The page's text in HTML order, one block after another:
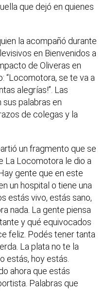
que dejó en quienes
la acompañó durante
en Bienvenidos a
de Oliveras en
“Locomotora, se te va a
alegrías!”. Las
palabras en
de colegas y la
un fragmento que se
La Locomotora le dio a
gente que en este
un hospital o tiene una
estás vivo, estás sano,
nada. La gente piensa
y qué equivocados
feliz. Podés tener tanta
La plata no te la
estás, hoy estás.
ahora que estás
Palabras que